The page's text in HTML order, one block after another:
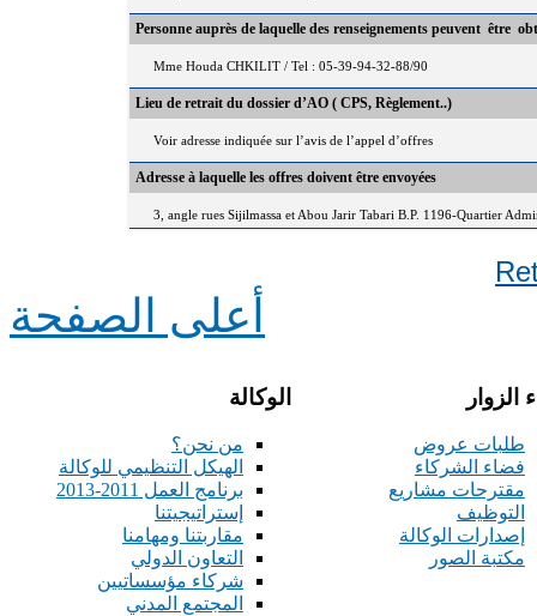
Personne auprès de laquelle des renseignements peuvent être
Mme Houda CHKILIT / Tel : 05-39-94-32-88/90
Lieu de retrait du dossier d’AO ( CPS, Règlement..)
Voir adresse indiquée sur l’avis de l’appel d’offres
Adresse à laquelle les offres doivent être envoyées
3, angle rues Sijilmassa et Abou Jarir Tabari B.P. 1196-Quartier
أعلى الصفحة
الوكالة
من نحن؟
الهيكل التنظيمي للوكالة
برنامج العمل 2011-2013
إستراتيجيتنا
مقاربتنا ومهامنا
التعاون الدولي
شركاء مؤسساتيين
المجتمع المدني
الزوار
طلبات عروض
فضاء الشركاء
مقترحات مشاريع
التوظيف
إصدارات الوكالة
مكتبة الصور